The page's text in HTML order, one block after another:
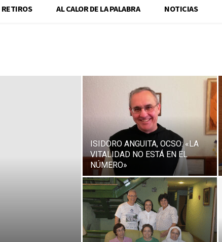
RETIROS AL CALOR DE LA PALABRA NOTICIAS
ISIDORO ANGUITA, OCSO: «LA
VITALIDAD NO ESTÁ EN EL
NÚMERO»